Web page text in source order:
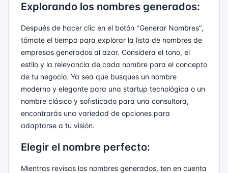
Explorando los nombres generados:
Después de hacer clic en el botón "Generar Nombres",
tómate el tiempo para explorar la lista de nombres de
empresas generados al azar. Considera el tono, el
estilo y la relevancia de cada nombre para el concepto
de tu negocio. Ya sea que busques un nombre
moderno y elegante para una startup tecnológica o un
nombre clásico y sofisticado para una consultora,
encontrarás una variedad de opciones para
adaptarse a tu visión.
Elegir el nombre perfecto:
Mientras revisas los nombres generados, ten en cuenta